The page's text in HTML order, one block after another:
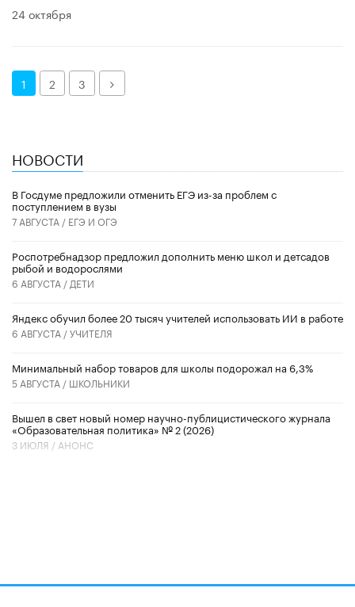
24 октября
1 2 3 Далее
НОВОСТИ
В Госдуме предложили отменить ЕГЭ из-за проблем с
поступлением в вузы
7 АВГУСТА / ЕГЭ И ОГЭ
Роспотребнадзор предложил дополнить меню школ и детсадов
рыбой и водорослями
6 АВГУСТА / ДЕТИ
​Яндекс обучил более 20 тысяч учителей использовать ИИ в работе
6 АВГУСТА /УЧИТЕЛЯ
Минимальный набор товаров для школы подорожал на 6,3%
5 АВГУСТА / ШКОЛЬНИКИ
Вышел в свет новый номер научно-публицистического журнала
«Образовательная политика» № 2 (2026)
3 ИЮЛЯ / АНОНС